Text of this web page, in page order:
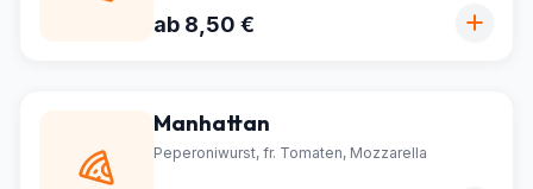
ab 8,50 €
Manhattan
Peperoniwurst, fr. Tomaten, Mozzarella